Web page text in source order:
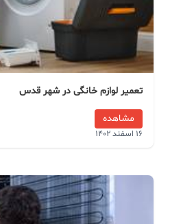
تعمیر لوازم خانگی در شهر قدس
مشاهده
16 اسفند 1402